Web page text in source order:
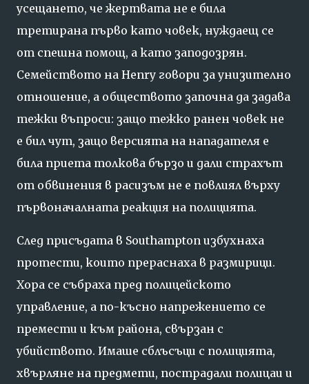
усещането, че жертвата не е била
третирана първо като човек, нуждаещ се
от спешна помощ, а като заподозрян.
Семейството на Henry говори за унизително
отношение, а обществото започна да задава
тежки въпроси: защо тежко ранен човек не
е бил чут, защо версията на нападателя е
била приета толкова бързо и дали страхът
от обвинения в расизъм не е повлиял върху
първоначалната реакция на полицията.
След присъдата в Southampton избухнаха
протести, които прераснаха в размирици.
Хора се събраха пред полицейското
управление, а по-късно напрежението се
премести и към района, свързан с
убийството. Имаше сблъсъци с полицията,
хвърляне на предмети, пострадали полицаи и